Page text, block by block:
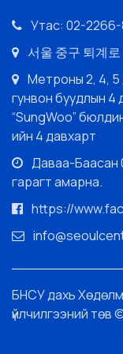
Утас: 02-
서울 중구 퇴계
Метроны 2, 4, 5
гунвон буудлын 4
“SungWoo”
ийн 4 давхарт
Даваа-Баасан
гарагт амарна.
https://
БНСУ дахь
үйлчилгээний төв